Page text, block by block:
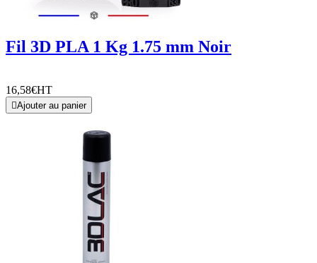
Fil 3D PLA 1 Kg 1.75 mm Noir
16,58€HT
Ajouter au panier